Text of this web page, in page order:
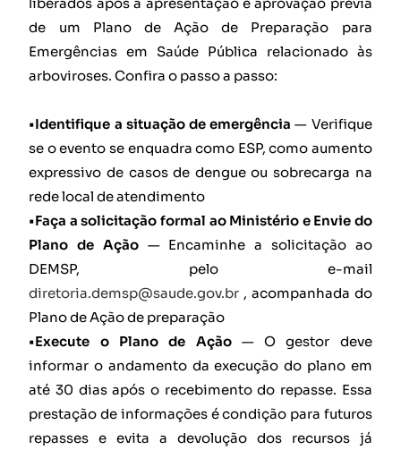
de um Plano de Ação de Preparação para
Emergências em Saúde Pública relacionado às
arboviroses. Confira o passo a passo:
•Identifique a situação de emergência — Verifique
se o evento se enquadra como ESP, como aumento
expressivo de casos de dengue ou sobrecarga na
rede local de atendimento
•Faça a solicitação formal ao Ministério e Envie do
Plano de Ação— Encaminhe a solicitação ao
DEMSP, pelo e-mail
diretoria.demsp@saude.gov.br , acompanhada do
Plano de Ação de preparação
•Execute o Plano de Ação— O gestor deve
informar o andamento da execução do plano em
até 30 dias após o recebimento do repasse. Essa
prestação de informações é condição para futuros
repasses e evita a devolução dos recursos já